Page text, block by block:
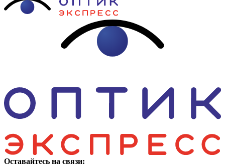
Оставайтесь на связи: